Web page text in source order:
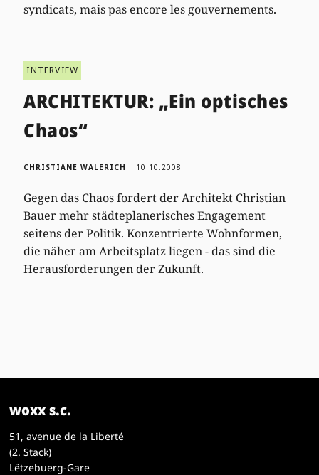
syndicats, mais pas encore les gouvernements.
INTERVIEW
ARCHITEKTUR: „Ein optisches
Chaos“
CHRISTIANE WALERICH 10.10.2008
Gegen das Chaos fordert der Architekt Christian
Bauer mehr städteplanerisches Engagement
seitens der Politik. Konzentrierte Wohnformen,
die näher am Arbeitsplatz liegen - das sind die
Herausforderungen der Zukunft.
woxx s.c.
51, avenue de la Liberté
(2. Stack)
Lëtzebuerg-Gare